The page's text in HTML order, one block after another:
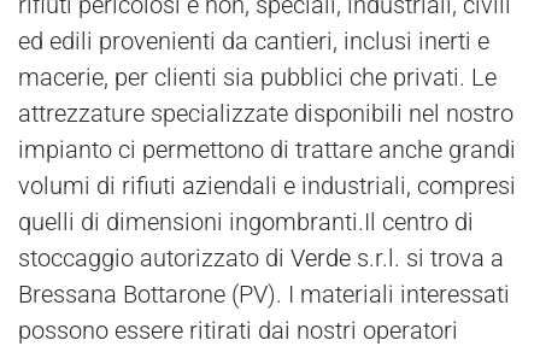
ed edili provenienti da cantieri, inclusi inerti e
macerie, per clienti sia pubblici che privati. Le
attrezzature specializzate disponibili nel nostro
impianto ci permettono di trattare anche grandi
volumi di rifiuti aziendali e industriali, compresi
quelli di dimensioni ingombranti.Il centro di
stoccaggio autorizzato di Verde s.r.l. si trova a
Bressana Bottarone (PV). I materiali interessati
possono essere ritirati dai nostri operatori